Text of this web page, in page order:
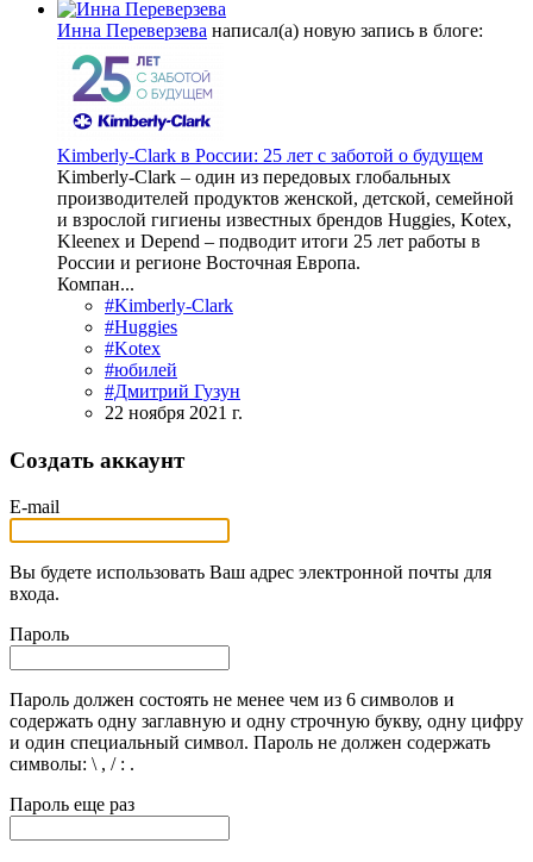
Инна Переверзева написал(а) новую запись в блоге:
Kimberly-Clark в России: 25 лет с заботой о будущем
Kimberly-Сlark – один из передовых глобальных
производителей продуктов женской, детской, семейной
и взрослой гигиены известных брендов Huggies, Kotex,
Kleenex и Depend – подводит итоги 25 лет работы в
России и регионе Восточная Европа.
Компан...
#Kimberly-Clark
#Huggies
#Kotex
#юбилей
#Дмитрий Гузун
22 ноября 2021 г.
Создать аккаунт
E-mail
Вы будете использовать Ваш адрес электронной почты для
входа.
Пароль
Пароль должен состоять не менее чем из 6 символов и
содержать одну заглавную и одну строчную букву, одну цифру
и один специальный символ. Пароль не должен содержать
символы: \ , / : .
Пароль еще раз